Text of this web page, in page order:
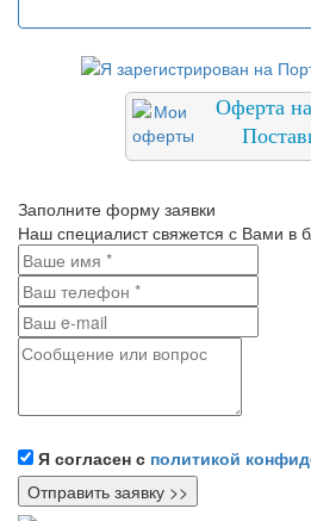
Оферта
Заполните форму заявки
Наш специалист свяжется с Вами в
Я согласен с политикой